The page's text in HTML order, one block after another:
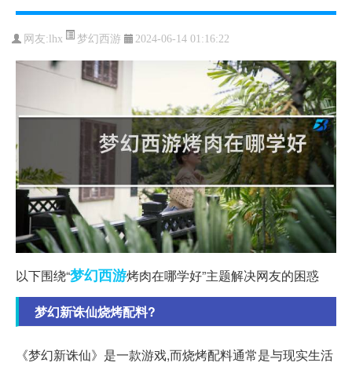
网友: lhx 梦幻西游 2024-06-14 01:16:22
以下围绕“梦幻西游烤肉在哪学好”主题解决网友的困惑
梦幻新诛仙烧烤配料?
《梦幻新诛仙》是一款游戏,而烧烤配料通常是与现实生活